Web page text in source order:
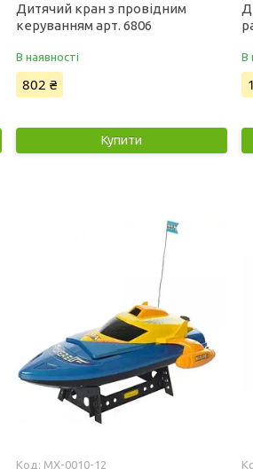
Дитячий кран з провідним
керуванням арт. 6806
В наявності
802 ₴
Купити
В
MX-0010-12